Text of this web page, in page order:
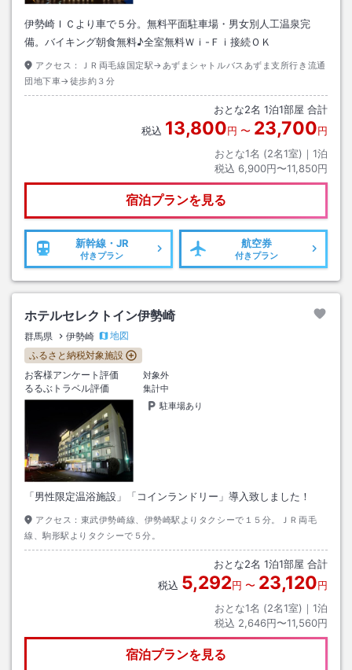
伊勢崎ＩＣより車で５分。無料平面駐車場・男女別人工温泉完
備。バイキング朝食無料♪全室無料Ｗｉ-Ｆｉ接続ＯＫ
アクセス：
ＪＲ両毛線国定駅→あずまシャトルバスあずま支所行き流通
団地下車→徒歩約３分
おとな2名 1泊1部屋 合計
税込 13,800円 〜 23,700円
おとな1名 (2名1室)｜ 1泊
税込 6,900円〜11,850円
宿泊プランを見る
新幹線・JR
付きプラン
航空券
付きプラン
ホテルセレクトイン伊勢崎
群馬県 伊勢崎
地図
ふるさと納税対象施設
お客様アンケート評価
対象外
るるぶトラベル評価
集計中
駐車場あり
「男性限定温浴施設」「コインランドリー」導入致しました！
アクセス： 東武伊勢崎線、伊勢崎駅よりタクシーで１５分。ＪＲ両毛
線、駒形駅よりタクシーで５分。
おとな2名 1泊1部屋 合計
税込 5,292円 〜 23,120円
おとな1名 (2名1室)｜ 1泊
税込 2,646円〜11,560円
宿泊プランを見る